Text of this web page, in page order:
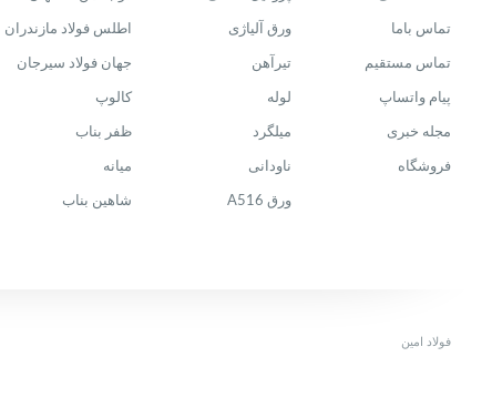
تماس باما
تماس مستقیم
پیام واتساپ
مجله خبری
فروشگاه
ورق آلیاژی
تیرآهن
لوله
میلگرد
ناودانی
ورق A516
اطلس فولاد مازندران
جهان فولاد سیرجان
کالوپ
ظفر بناب
میانه
شاهین بناب
فولاد امین